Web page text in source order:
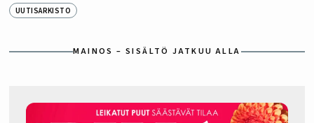
UUTISARKISTO
MAINOS – SISÄLTÖ JATKUU ALLA